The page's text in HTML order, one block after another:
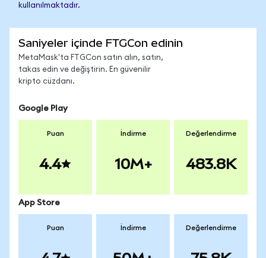
kullanılmaktadır.
Saniyeler içinde FTGCon edinin
MetaMask'ta FTGCon satın alın, satın,
takas edin ve değiştirin. En güvenilir
kripto cüzdanı.
Google Play
Puan
4.4
İndirme
10M+
Değerlendirme
483.8K
App Store
Puan İndirme Değerlendirme